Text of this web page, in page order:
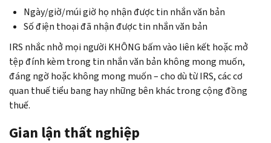
Ngày/giờ/múi giờ họ nhận được tin nhắn văn bản
Số điện thoại đã nhận được tin nhắn văn bản
IRS nhắc nhở mọi người KHÔNG bấm vào liên kết hoặc mở
tệp đính kèm trong tin nhắn văn bản không mong muốn,
đáng ngờ hoặc không mong muốn – cho dù từ IRS, các cơ
quan thuế tiểu bang hay những bên khác trong cộng đồng
thuế.
Gian lận thất nghiệp